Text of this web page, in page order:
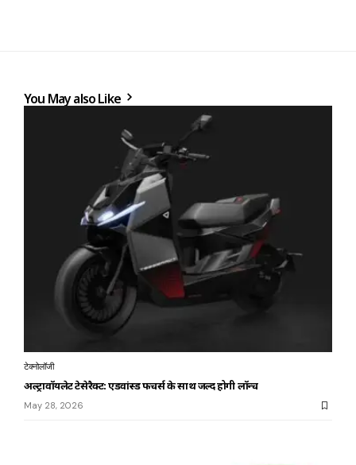
You May also Like
टेक्नोलॉजी
अल्ट्रावॉयलेट टेसेरैक्ट: एडवांस्ड फीचर्स के साथ जल्द होगी लॉन्च
May 28, 2026